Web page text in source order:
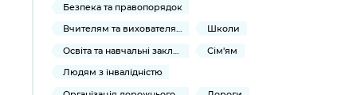
Безпека та правопорядок
Вчителям та вихователям
Школи
Сім'ям
Людям з інвалідністю